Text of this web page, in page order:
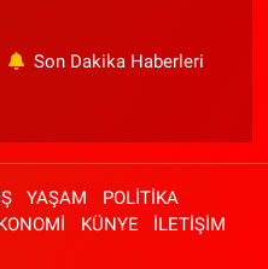
Son Dakika Haberleri
YAŞAM
POLİTİKA
KÜNYE İLETİŞİM